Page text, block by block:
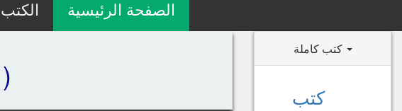
الصفحة الرئيسية الكتب
كتب كاملة
كتب